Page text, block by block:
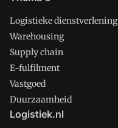
Logistieke dienstverlening
Warehousing
Supply chain
E-fulfilment
Vastgoed
Duurzaamheid
Logistiek.nl